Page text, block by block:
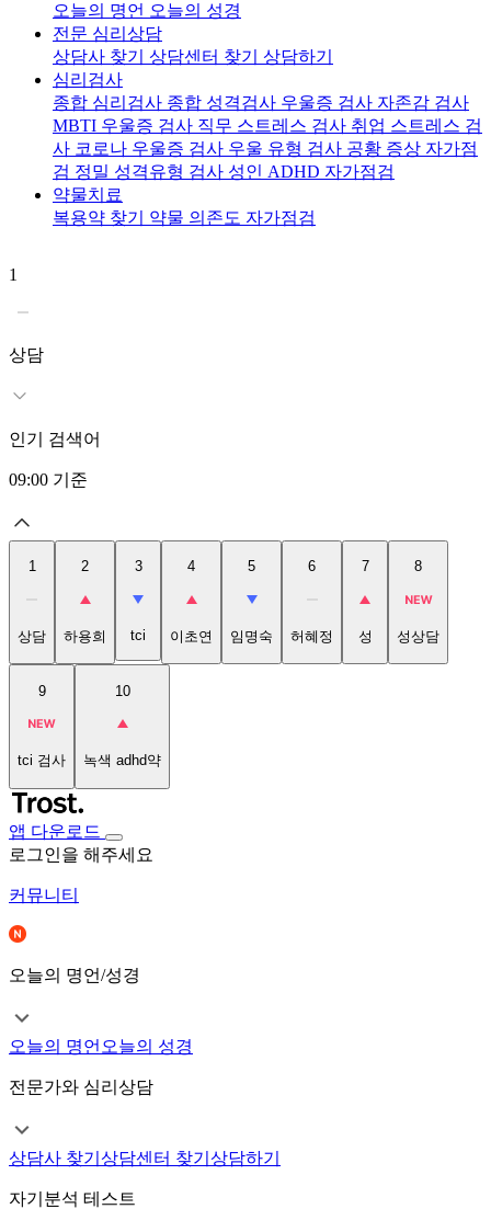
오늘의 명언 오늘의 성경
전문 심리상담
상담사 찾기 상담센터 찾기 상담하기
심리검사
종합 심리검사 종합 성격검사 우울증 검사 자존감 검사
MBTI 우울증 검사 직무 스트레스 검사 취업 스트레스 검
사 코로나 우울증 검사 우울 유형 검사 공황 증상 자가점
검 정밀 성격유형 검사 성인 ADHD 자가점검
약물치료
복용약 찾기 약물 의존도 자가점검
1
상담
인기 검색어
09:00 기준
1
상담
2
하용희
3
tci
4
이초연
5
임명숙
6
허혜정
7
성
8
성상담
9
tci 검사
10
녹색 adhd약
앱 다운로드
로그인을 해주세요
커뮤니티
오늘의 명언/성경
오늘의 명언 오늘의 성경
전문가와 심리상담
상담사 찾기 상담센터 찾기 상담하기
자기분석 테스트